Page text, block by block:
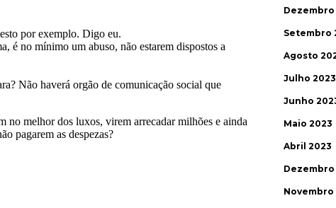
Dezembro
Setembro
Agosto
Julho 2023
Junho
Maio 2023
Abril 2023
Dezembro
Novembro